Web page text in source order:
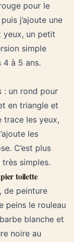
pour le
j’ajoute une
yeux, un petit
simple
4 à 5 ans.
: un rond pour
en triangle et
trace les yeux,
les
C’est plus
simples.
toilette
de peinture
peins le rouleau
blanche et
noire au